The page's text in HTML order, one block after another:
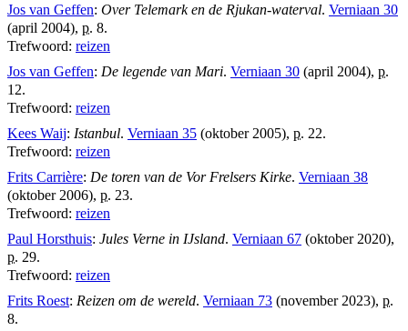
Jos van Geffen: Over Telemark en de Rjukan-waterval. Verniaan 30
(april 2004), p. 8.
Trefwoord: reizen
Jos van Geffen: De legende van Mari. Verniaan 30 (april 2004), p.
12.
Trefwoord: reizen
Kees Waij: Istanbul. Verniaan 35 (oktober 2005), p. 22.
Trefwoord: reizen
Frits Carrière: De toren van de Vor Frelsers Kirke. Verniaan 38
(oktober 2006), p. 23.
Trefwoord: reizen
Paul Horsthuis: Jules Verne in IJsland. Verniaan 67 (oktober 2020),
p. 29.
Trefwoord: reizen
Frits Roest: Reizen om de wereld. Verniaan 73 (november 2023), p.
8.